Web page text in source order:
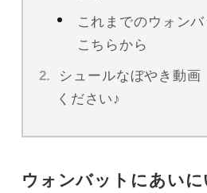
これまでのウォン
こちらから
シュールなぼやき動画
ください♪
ウォンバットにあい